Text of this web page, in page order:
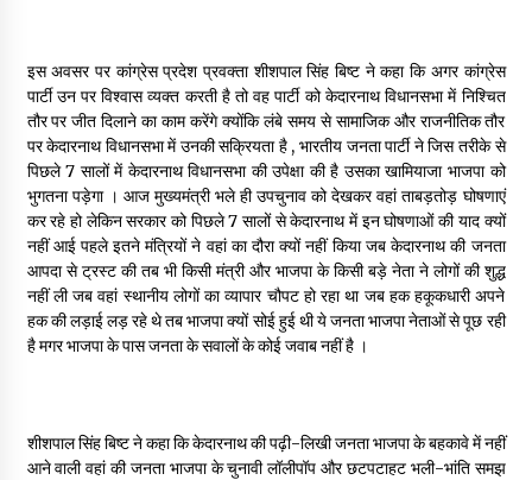
Thought Of The Day 11 May
May 11, 2022
Thought Of The Day 10 May
May 10, 2022
Thought Of The Day 9 May
May 9, 2022
इस अवसर पर कांग्रेस प्रदेश प्रवक्ता शीशपाल सिंह बिष्ट ने कहा कि अगर कांग्रेस
पार्टी उन पर विश्वास व्यक्त करती है तो वह पार्टी को केदारनाथ विधानसभा में निश्चित
तौर पर जीत दिलाने का काम करेंगे क्योंकि लंबे समय से सामाजिक और राजनीतिक तौर
पर केदारनाथ विधानसभा में उनकी सक्रियता है , भारतीय जनता पार्टी ने जिस तरीके से
पिछले 7 सालों में केदारनाथ विधानसभा की उपेक्षा की है उसका खामियाजा भाजपा को
भुगतना पड़ेगा । आज मुख्यमंत्री भले ही उपचुनाव को देखकर वहां ताबड़तोड़ घोषणाएं
कर रहे हो लेकिन सरकार को पिछले 7 सालों से केदारनाथ में इन घोषणाओं की याद क्यों
नहीं आई पहले इतने मंत्रियों ने वहां का दौरा क्यों नहीं किया जब केदारनाथ की जनता
आपदा से ट्रस्ट की तब भी किसी मंत्री और भाजपा के किसी बड़े नेता ने लोगों की शुद्ध
नहीं ली जब वहां स्थानीय लोगों का व्यापार चौपट हो रहा था जब हक हकूकधारी अपने
हक की लड़ाई लड़ रहे थे तब भाजपा क्यों सोई हुई थी ये जनता भाजपा नेताओं से पूछ रही
है मगर भाजपा के पास जनता के सवालों के कोई जवाब नहीं है ।
शीशपाल सिंह बिष्ट ने कहा कि केदारनाथ की पढ़ी-लिखी जनता भाजपा के बहकावे में नहीं
आने वाली वहां की जनता भाजपा के चुनावी लॉलीपॉप और छटपटाहट भली-भांति समझ